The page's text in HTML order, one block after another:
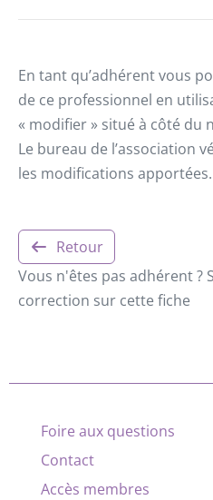
En tant qu’adhérent vous
de ce professionnel en
« modifier » situé à côté du
Le bureau de l’association
les modifications apportées.
Retour
Vous n'êtes pas adhérent ?
correction sur cette fiche
Foire aux questions
Contact
Accès membres